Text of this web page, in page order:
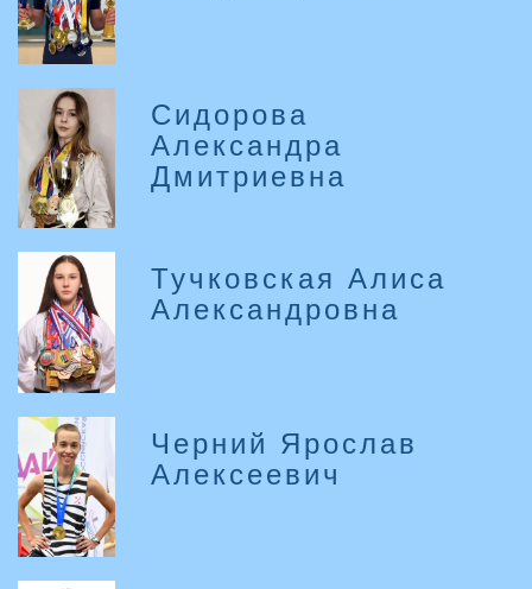
Сидорова
Александра
Дмитриевна
Тучковская Алиса
Александровна
Черний Ярослав
Алексеевич